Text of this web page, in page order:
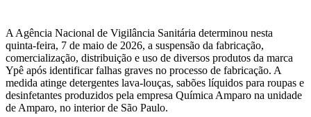
A Agência Nacional de Vigilância Sanitária determinou nesta
quinta-feira, 7 de maio de 2026, a suspensão da fabricação,
comercialização, distribuição e uso de diversos produtos da marca
Ypê após identificar falhas graves no processo de fabricação. A
medida atinge detergentes lava-louças, sabões líquidos para roupas e
desinfetantes produzidos pela empresa Química Amparo na unidade
de Amparo, no interior de São Paulo.